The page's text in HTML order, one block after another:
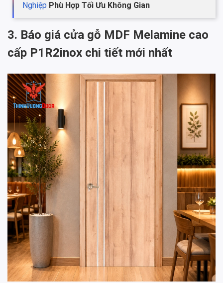
Nghiệp Phù Hợp Tối Ưu Không Gian
3. Báo giá cửa gỗ MDF Melamine cao
cấp P1R2inox chi tiết mới nhất